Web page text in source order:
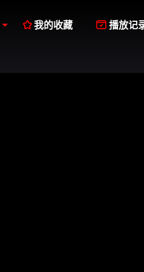
我的收藏  播放记